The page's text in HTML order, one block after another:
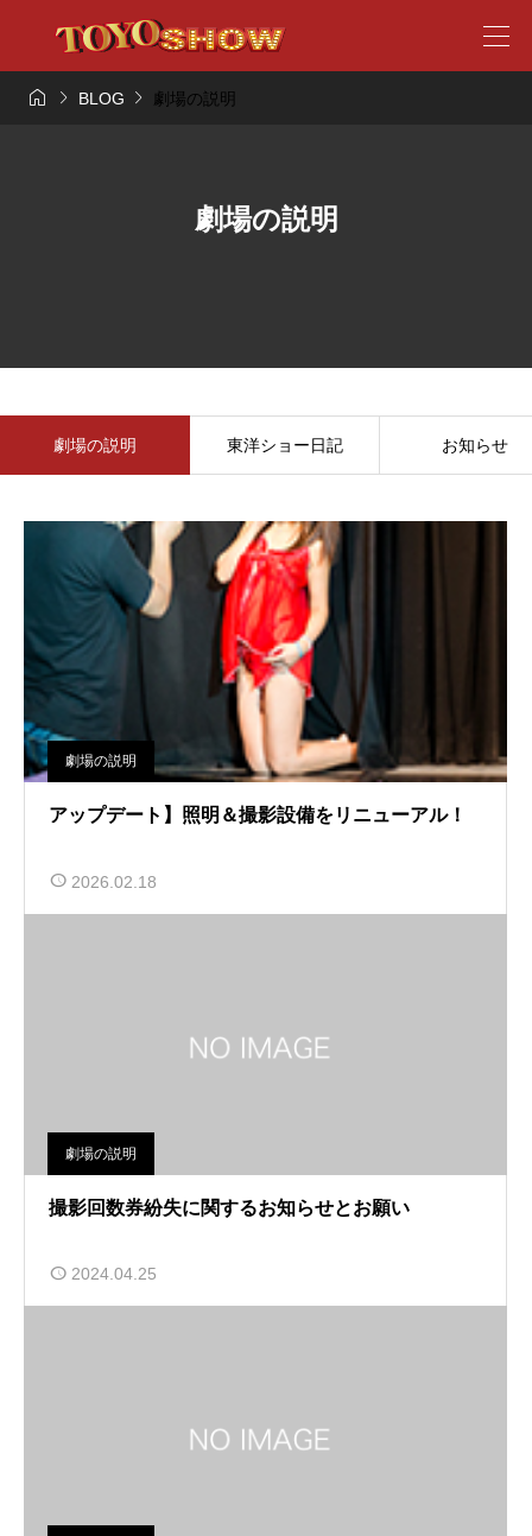
  BLOG  劇場の説明
劇場の説明
劇場の説明 東洋ショー日記 お知らせ
劇場の説明
アップデート】照明＆撮影設備をリニューアル！
2026.02.18
劇場の説明
撮影回数券紛失に関するお知らせとお願い
2024.04.25